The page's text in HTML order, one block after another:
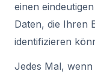
einen
Daten, die Ihren
identifizieren
Jedes Mal,